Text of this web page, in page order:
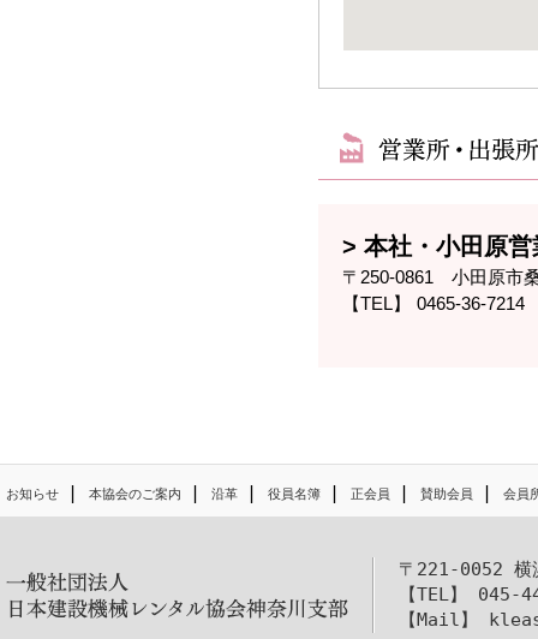
本社・小田原営
〒250-0861 小田原市
0465-36-7214
お知らせ | 本協会のご案内 | 沿革 | 役員名簿 | 正会員 | 賛助会員 | 会員
〒221-0052 横
【TEL】
【Mail】